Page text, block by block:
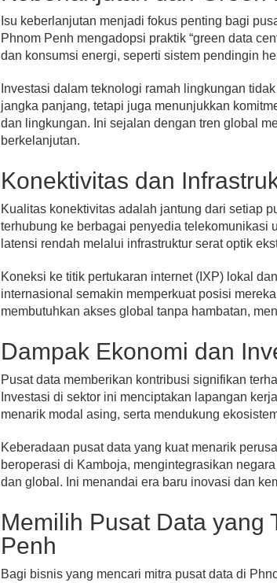
Isu keberlanjutan menjadi fokus penting bagi
Phnom Penh mengadopsi praktik “green data
dan konsumsi energi, seperti sistem pendingin
Investasi dalam teknologi ramah lingkungan
jangka panjang, tetapi juga menunjukkan
dan lingkungan. Ini sejalan dengan tren global
berkelanjutan.
Konektivitas dan
Kualitas konektivitas adalah jantung dari setiap
terhubung ke berbagai penyedia telekomunikasi
latensi rendah melalui infrastruktur serat optik
Koneksi ke titik pertukaran internet (IXP) lokal
internasional semakin memperkuat posisi
membutuhkan akses global tanpa hambatan,
Dampak Ekonomi dan
Pusat data memberikan kontribusi signifikan
Investasi di sektor ini menciptakan lapangan
menarik modal asing, serta mendukung
Keberadaan pusat data yang kuat menarik
beroperasi di Kamboja, mengintegrasikan
dan global. Ini menandai era baru inovasi dan
Memilih Pusat Data yang
Penh
Bagi bisnis yang mencari mitra pusat data di